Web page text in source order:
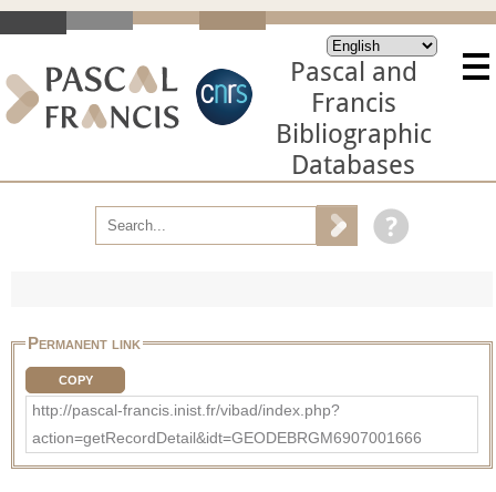
Pascal and
Francis
Bibliographic
Databases
Permanent link
COPY
http://pascal-francis.inist.fr/vibad/index.php?
action=getRecordDetail&idt=GEODEBRGM6907001666